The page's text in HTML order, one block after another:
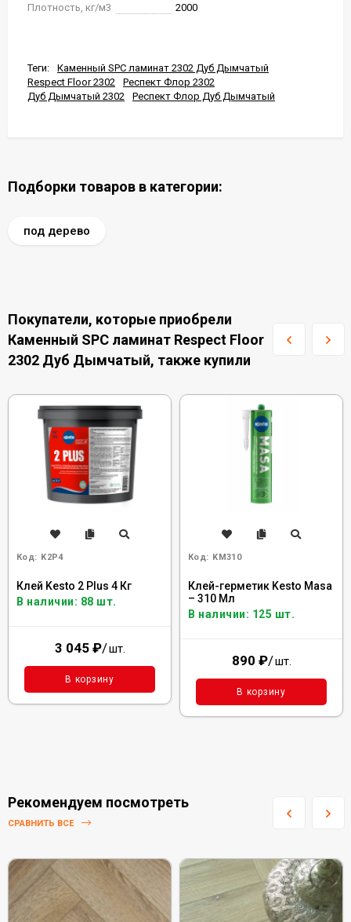
Плотность, кг/м3 2000
Теги:
Каменный SPC ламинат 2302 Дуб Дымчатый
Respect Floor 2302
Респект Флор 2302
Дуб Дымчатый 2302
Респект Флор Дуб Дымчатый
Подборки товаров в категории:
под дерево
Покупатели, которые приобрели
Каменный SPC ламинат Respect Floor
2302 Дуб Дымчатый, также купили
Код: K2P4
Клей Kesto 2 Plus 4 Кг
В наличии: 88 шт.
3 045 ₽/шт.
В корзину
Код: KM310
Клей-герметик Kesto Masa
– 310 Мл
В наличии: 125 шт.
890 ₽/шт.
В корзину
Рекомендуем посмотреть
СРАВНИТЬ ВСЕ